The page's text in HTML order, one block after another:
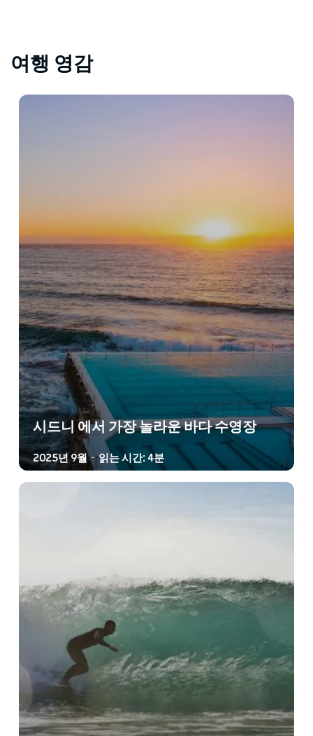
여행 영감
시드니 에서 가장 놀라운 바다 수영장
2025년 9월 - 읽는 시간: 4분